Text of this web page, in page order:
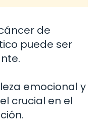
de
puede ser
emocional y
crucial en el